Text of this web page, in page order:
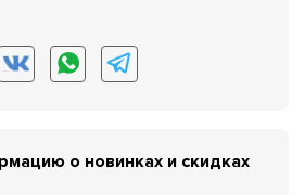
о новинках и скидках